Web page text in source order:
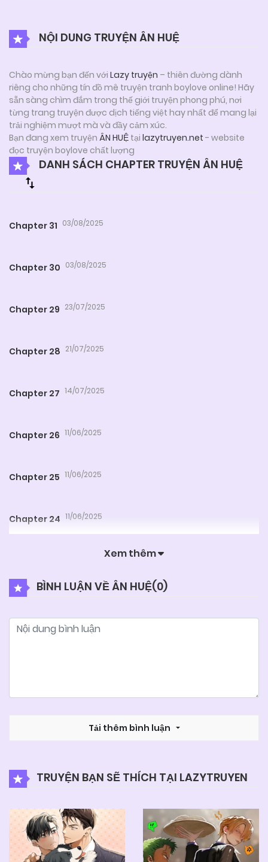
NỘI DUNG TRUYỆN ÂN HUỆ
Chào mừng bạn đến với Lazy truyện – thiên đường dành
riêng cho những tín đồ mê truyện tranh boylove online! Hãy
sẵn sàng chìm đắm trong thế giới truyện phong phú, nơi
từng trang truyện được dịch tiếng việt hay nhất để mang lại
trải nghiệm mượt mà và đầy cảm xúc.
Bạn đang xem truyện ÂN HUỆ tại lazytruyen.net - website
đọc truyện boylove chất lượng
DANH SÁCH CHAPTER TRUYỆN ÂN HUỆ
Chapter 31 03/08/2025
Chapter 30 03/08/2025
Chapter 29 23/07/2025
Chapter 28 21/07/2025
Chapter 27 14/07/2025
Chapter 26 11/06/2025
Chapter 25 11/06/2025
Chapter 24 11/06/2025
11/06/2025
Chapter 19
Chapter 18 11/06/2025
Chapter 17 11/06/2025
Xem thêm
BÌNH LUẬN VỀ ÂN HUỆ(0)
Tải thêm bình luận
TRUYỆN BẠN SẼ THÍCH TẠI LAZYTRUYEN